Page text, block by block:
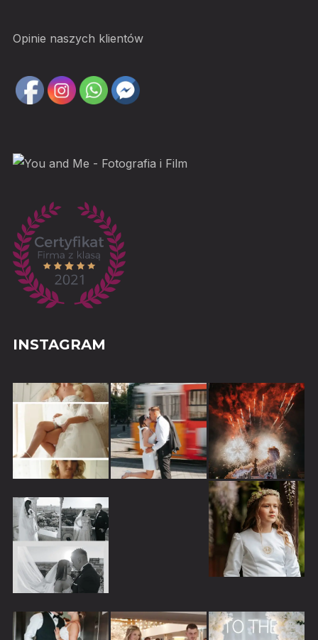
Opinie naszych klientów
INSTAGRAM